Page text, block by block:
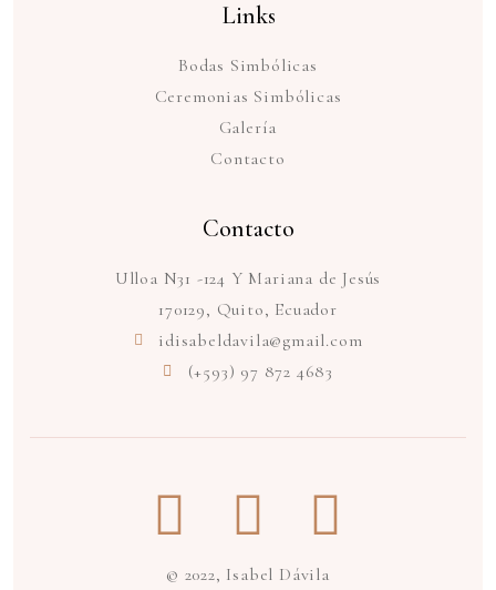
Links
Bodas Simbólicas
Ceremonias Simbólicas
Galería
Contacto
Contacto
Ulloa N31 -124 Y Mariana de Jesús
170129, Quito, Ecuador
idisabeldavila@gmail.com
(+593) 97 872 4683
© 2022, Isabel Dávila